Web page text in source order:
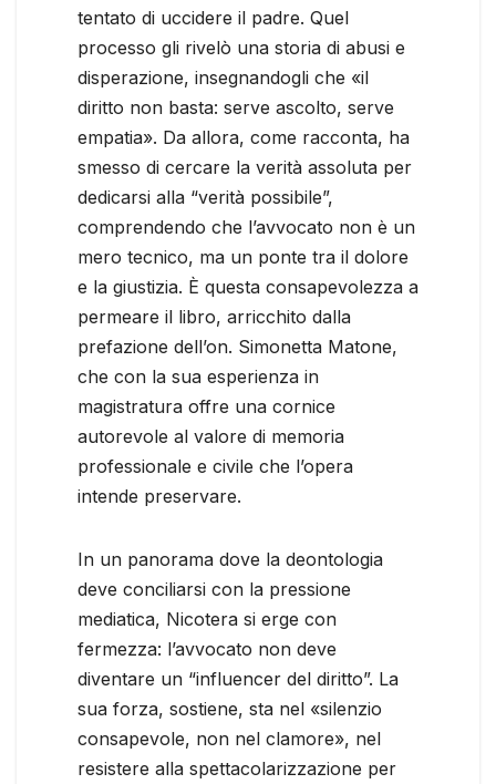
tentato di uccidere il padre. Quel
processo gli rivelò una storia di abusi e
disperazione, insegnandogli che «il
diritto non basta: serve ascolto, serve
empatia». Da allora, come racconta, ha
smesso di cercare la verità assoluta per
dedicarsi alla “verità possibile”,
comprendendo che l’avvocato non è un
mero tecnico, ma un ponte tra il dolore
e la giustizia. È questa consapevolezza a
permeare il libro, arricchito dalla
prefazione dell’on. Simonetta Matone,
che con la sua esperienza in
magistratura offre una cornice
autorevole al valore di memoria
professionale e civile che l’opera
intende preservare.
In un panorama dove la deontologia
deve conciliarsi con la pressione
mediatica, Nicotera si erge con
fermezza: l’avvocato non deve
diventare un “influencer del diritto”. La
sua forza, sostiene, sta nel «silenzio
consapevole, non nel clamore», nel
resistere alla spettacolarizzazione per